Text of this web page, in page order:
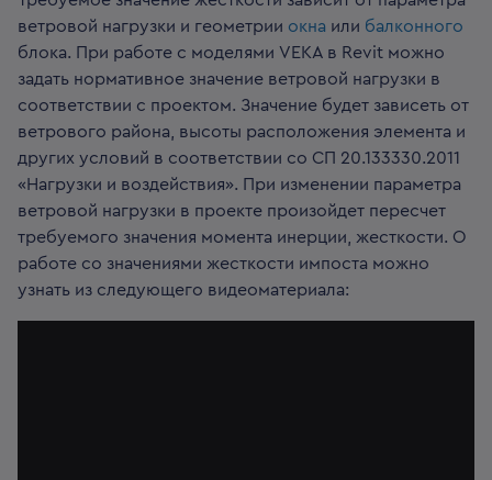
ветровой нагрузки и геометрии окна или балконного
блока. При работе с моделями VEKA в Revit можно
задать нормативное значение ветровой нагрузки в
соответствии с проектом. Значение будет зависеть от
ветрового района, высоты расположения элемента и
других условий в соответствии со СП 20.133330.2011
«Нагрузки и воздействия». При изменении параметра
ветровой нагрузки в проекте произойдет пересчет
требуемого значения момента инерции, жесткости. О
работе со значениями жесткости импоста можно
узнать из следующего видеоматериала: